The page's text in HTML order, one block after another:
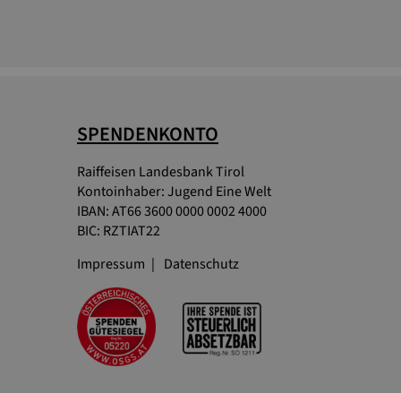
SPENDENKONTO
Raiffeisen Landesbank Tirol
Kontoinhaber: Jugend Eine Welt
IBAN: AT66 3600 0000 0002 4000
BIC: RZTIAT22
Impressum
Datenschutz